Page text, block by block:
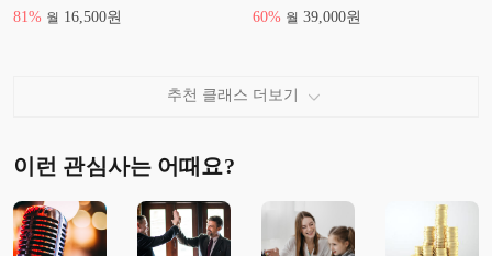
81% 월 16,500원 60% 월 39,000원
추천 클래스 더보기
이런 관심사는 어때요?